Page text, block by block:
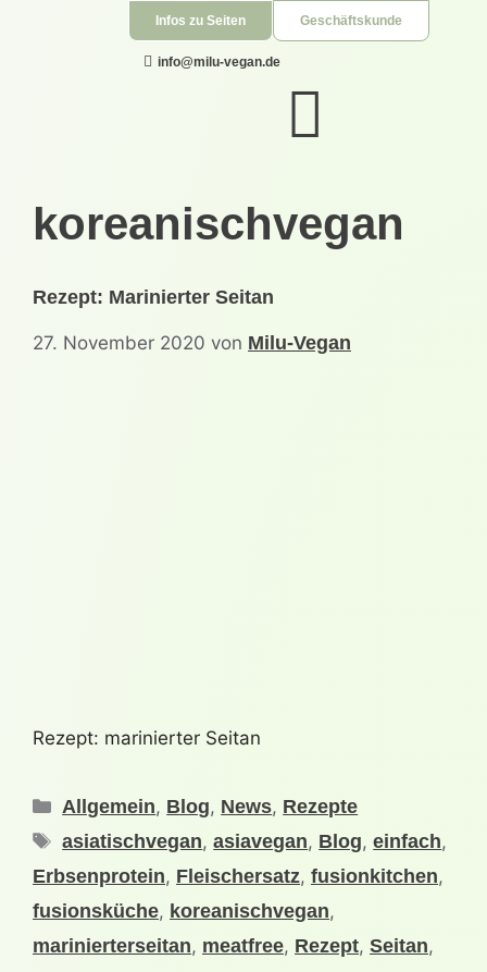
+49 151 500 382 19
info@milu-vegan.de
Infos zu Seiten Geschäftskunde
koreanischvegan
Rezept: Marinierter Seitan
27. November 2020 von Milu-Vegan
Rezept: marinierter Seitan
Allgemein, Blog, News, Rezepte
asiatischvegan,asiavegan, Blog,einfach,
Erbsenprotein, Fleischersatz, fusionkitchen,
fusionsküche, koreanischvegan,
marinierterseitan, meatfree, Rezept, Seitan,